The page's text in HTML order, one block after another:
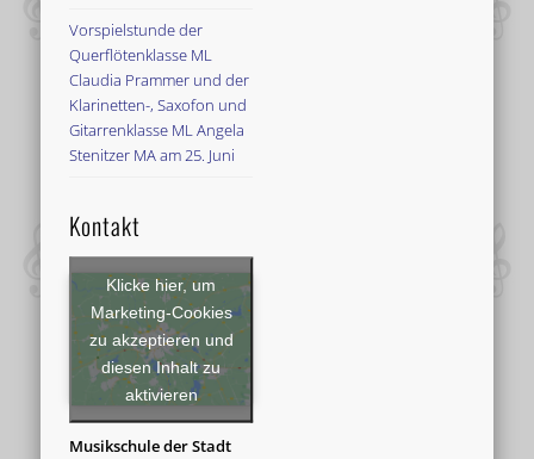
Vorspielstunde der
Querflötenklasse ML
Claudia Prammer und der
Klarinetten-, Saxofon und
Gitarrenklasse ML Angela
Stenitzer MA am 25. Juni
Kontakt
Klicke hier, um
Marketing-Cookies
zu akzeptieren und
diesen Inhalt zu
aktivieren
Musikschule der Stadt